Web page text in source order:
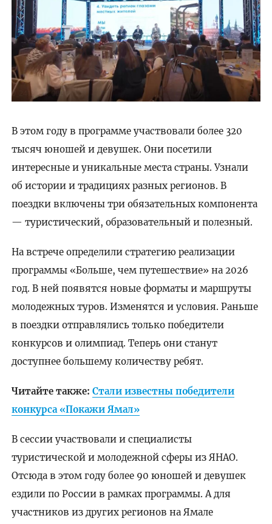
В этом году в программе участвовали более 320
тысяч юношей и девушек. Они посетили
интересные и уникальные места страны. Узнали
об истории и традициях разных регионов. В
поездки включены три обязательных компонента
— туристический, образовательный и полезный.
На встрече определили стратегию реализации
программы «Больше, чем путешествие» на 2026
год. В ней появятся новые форматы и маршруты
молодежных туров. Изменятся и условия. Раньше
в поездки отправлялись только победители
конкурсов и олимпиад. Теперь они станут
доступнее большему количеству ребят.
Читайте также: Стали известны победители
конкурса «Покажи Ямал»
В сессии участвовали и специалисты
туристической и молодежной сферы из ЯНАО.
Отсюда в этом году более 90 юношей и девушек
ездили по России в рамках программы. А для
участников из других регионов на Ямале